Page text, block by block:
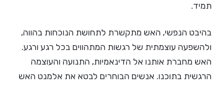
תמיד.
בהיבט הנפשי, האש מתקשרת לתחושת הנוכחות בהווה,
ולהשפעה עוצמתית של רגשות המתהווים בכל רגע ורגע.
האש מחברת אותנו אל הדינאמיות, התנועה והעוצמה
הרגשית בתוכנו. אנשים הבוחרים לבטא את אלמנט האש